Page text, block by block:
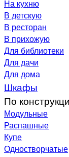
На кухню
В детскую
В ресторан
В прихожую
Для библиотеки
Для дачи
Для дома
Шкафы
По
Модульные
Распашные
Купе
Одностворчатые